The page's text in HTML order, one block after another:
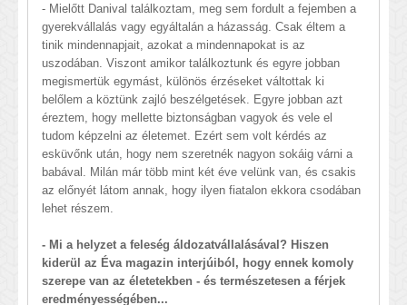
- Mielőtt Danival találkoztam, meg sem fordult a fejemben a
gyerekvállalás vagy egyáltalán a házasság. Csak éltem a
tinik mindennapjait, azokat a mindennapokat is az
uszodában. Viszont amikor találkoztunk és egyre jobban
megismertük egymást, különös érzéseket váltottak ki
belőlem a köztünk zajló beszélgetések. Egyre jobban azt
éreztem, hogy mellette biztonságban vagyok és vele el
tudom képzelni az életemet. Ezért sem volt kérdés az
esküvőnk után, hogy nem szeretnék nagyon sokáig várni a
babával. Milán már több mint két éve velünk van, és csakis
az előnyét látom annak, hogy ilyen fiatalon ekkora csodában
lehet részem.
- Mi a helyzet a feleség áldozatvállalásával? Hiszen
kiderül az Éva magazin interjúiból, hogy ennek komoly
szerepe van az életetekben - és természetesen a férjek
eredményességében...